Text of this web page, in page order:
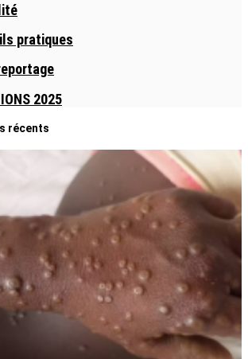
pratiques
2025
récents